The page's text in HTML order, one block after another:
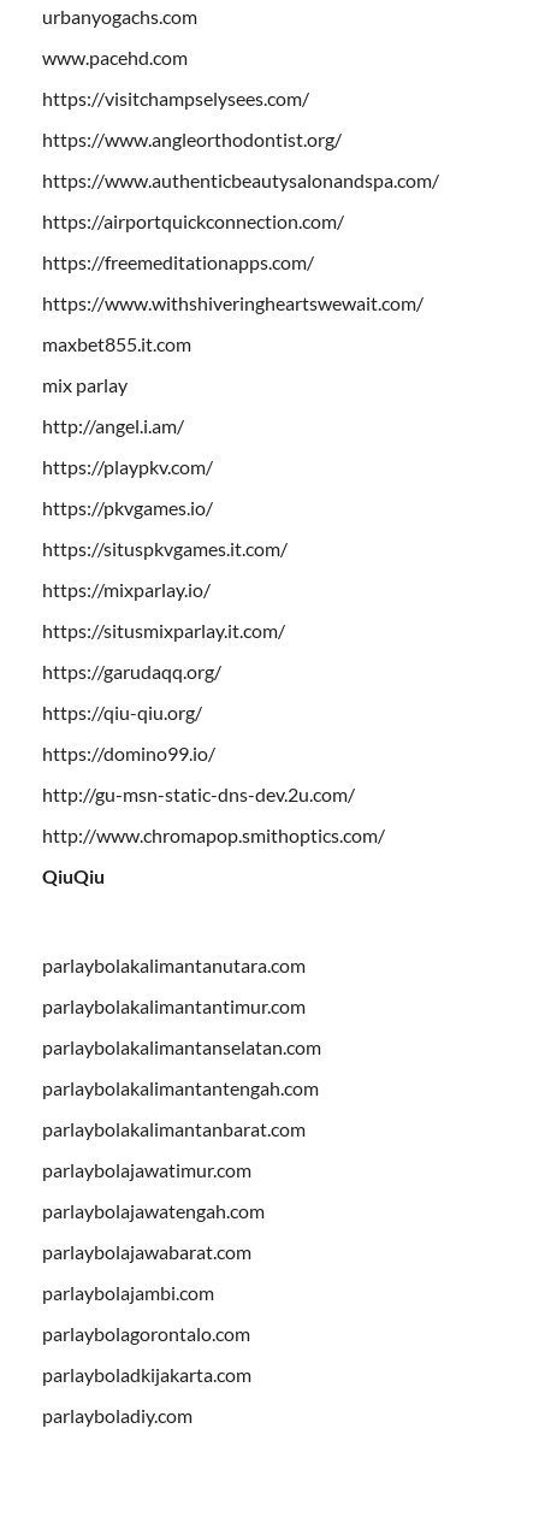
urbanyogachs.com
www.pacehd.com
https://visitchampselysees.com/
https://www.angleorthodontist.org/
https://www.authenticbeautysalonandspa.com/
https://airportquickconnection.com/
https://freemeditationapps.com/
https://www.withshiveringheartswewait.com/
maxbet855.it.com
mix parlay
http://angel.i.am/
https://playpkv.com/
https://pkvgames.io/
https://situspkvgames.it.com/
https://mixparlay.io/
https://situsmixparlay.it.com/
https://garudaqq.org/
https://qiu-qiu.org/
https://domino99.io/
http://gu-msn-static-dns-dev.2u.com/
http://www.chromapop.smithoptics.com/
QiuQiu
parlaybolakalimantanutara.com
parlaybolakalimantantimur.com
parlaybolakalimantanselatan.com
parlaybolakalimantantengah.com
parlaybolakalimantanbarat.com
parlaybolajawatimur.com
parlaybolajawatengah.com
parlaybolajawabarat.com
parlaybolajambi.com
parlaybolagorontalo.com
parlayboladkijakarta.com
parlayboladiy.com